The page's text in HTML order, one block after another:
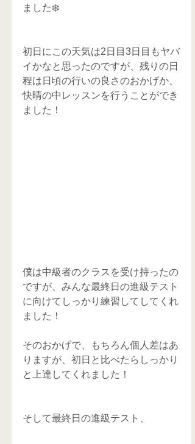
ました❄️
初日にこの天気は2日目3日目もヤバ
イかなと思ったのですが、残りの日
程は日頃の行いの良さのおかげか、
快晴の中レッスンを行うことができ
ました！
僕は中級者のクラスを受け持ったの
ですが、みんな最終日の進級テスト
に向けてしっかり練習してしてくれ
ました！
そのおかげで、もちろん個人差はあ
りますが、初日と比べたらしっかり
と上達してくれました！
そして最終日の進級テスト、